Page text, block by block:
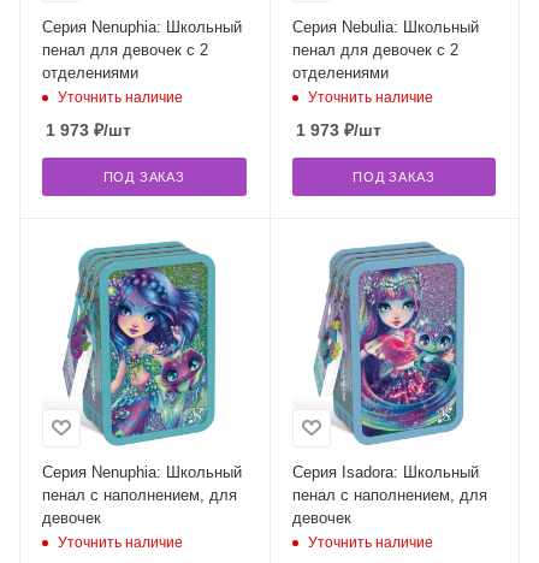
Серия Nenuphia: Школьный
пенал для девочек с 2
отделениями
Уточнить наличие
1 973 ₽/шт
ПОД ЗАКАЗ
Серия Nebulia: Школьный
пенал для девочек с 2
отделениями
Уточнить наличие
1 973₽/шт
ПОД ЗАКАЗ
Серия Nenuphia: Школьный
пенал с наполнением, для
девочек
Уточнить наличие
Серия Isadora: Школьный
пенал с наполнением, для
девочек
Уточнить наличие